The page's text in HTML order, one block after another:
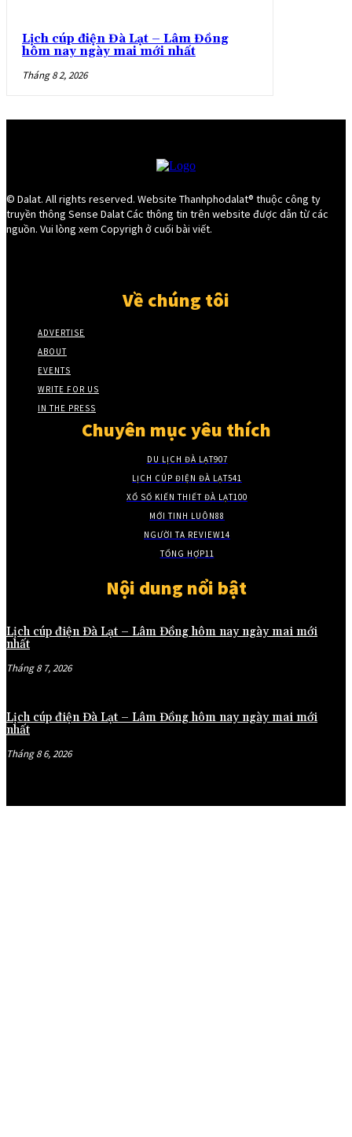
Lịch cúp điện Đà Lạt – Lâm Đồng
hôm nay ngày mai mới nhất
Tháng 8 2, 2026
© Dalat. All rights reserved. Website Thanhphodalat® thuộc công ty
truyền thông Sense Dalat Các thông tin trên website được dẫn từ các
nguồn. Vui lòng xem Copyrigh ở cuối bài viết.
Về chúng tôi
ADVERTISE
ABOUT
EVENTS
WRITE FOR US
IN THE PRESS
Chuyên mục yêu thích
DU LỊCH ĐÀ LẠT907
LỊCH CÚP ĐIỆN ĐÀ LẠT541
XỔ SỐ KIẾN THIẾT ĐÀ LẠT100
MỚI TINH LUÔN88
NGƯỜI TA REVIEW14
TỔNG HỢP11
Nội dung nổi bật
Lịch cúp điện Đà Lạt – Lâm Đồng hôm nay ngày mai mới
nhất
Tháng 8 7, 2026
Lịch cúp điện Đà Lạt – Lâm Đồng hôm nay ngày mai mới
nhất
Tháng 8 6, 2026